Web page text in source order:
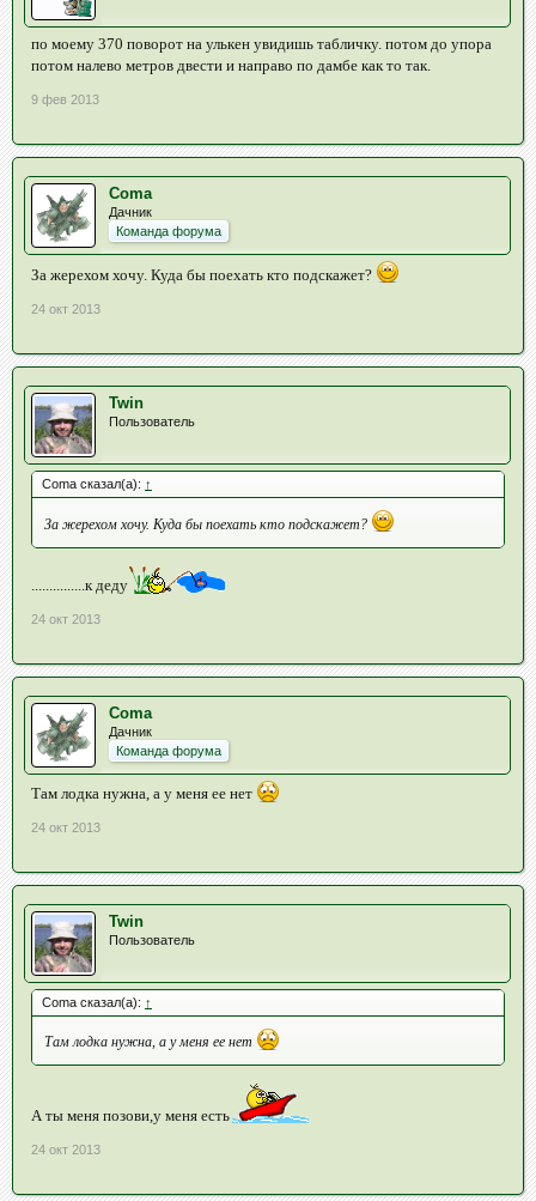
по моему 370 поворот на улькен увидишь табличку. потом до упора
потом налево метров двести и направо по дамбе как то так.
9 фев 2013
Coma
Дачник
Команда форума
За жерехом хочу. Куда бы поехать кто подскажет?
24 окт 2013
Twin
Пользователь
Coma сказал(а): ↑
За жерехом хочу. Куда бы поехать кто подскажет?
...............к деду
24 окт 2013
Coma
Дачник
Команда форума
Там лодка нужна, а у меня ее нет
24 окт 2013
Twin
Пользователь
Coma сказал(а): ↑
Там лодка нужна, а у меня ее нет
А ты меня позови,у меня есть
24 окт 2013